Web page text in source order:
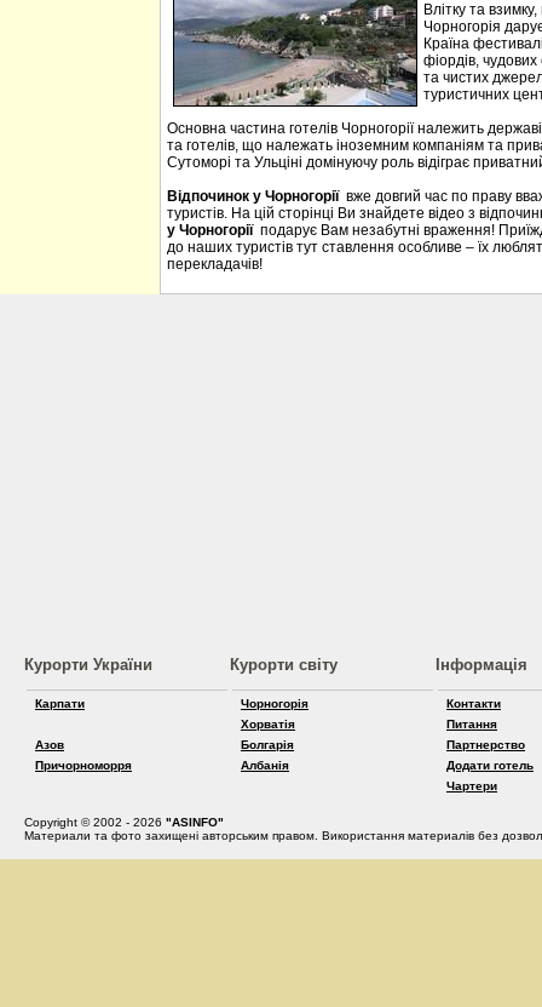
Влітку та
Чорногорія
Країна
фіордів, чудових
та чистих
туристичних
Основна частина готелів Чорногорії належить
та готелів, що належать іноземним компаніям та
Сутоморі та Ульціні домінуючу роль відіграє
Відпочинок у Чорногорії вже довгий час по праву
туристів. На цій сторінці Ви знайдете відео з
у Чорногоріїподарує Вам незабутні враження!
до наших туристів тут ставлення особливе – їх
перекладачів!
Курорти України
Карпати
Азов
Причорноморря
Курорти світу
Чорногорія
Хорватія
Болгарія
Албанія
Інформація
Контакти
Питання
Партнерство
Додати готель
Чартери
Copyright © 2002 - 2026 "ASINFO"
Материали та фото захищені авторським правом. Використання материалів без